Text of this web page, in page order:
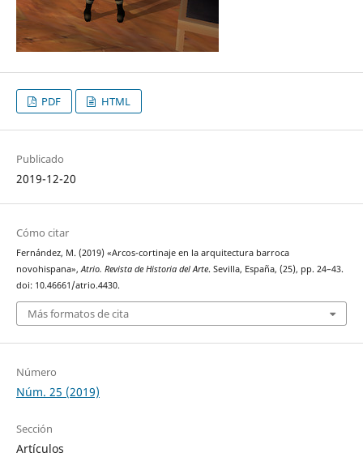
PDF HTML
Publicado
2019-12-20
Cómo citar
Fernández, M. (2019) «Arcos-cortinaje en la arquitectura barroca
novohispana»,Atrio. Revista de Historia del Arte. Sevilla, España, (25), pp. 24–43.
doi: 10.46661/atrio.4430.
Más formatos de cita
Número
Núm. 25 (2019)
Sección
Artículos